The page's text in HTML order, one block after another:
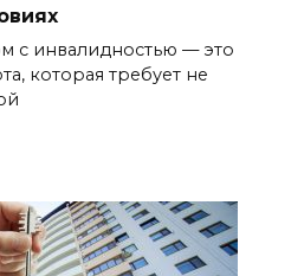
с инвалидностью — это
которая требует не